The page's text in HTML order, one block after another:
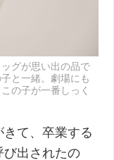
グが思い出の品で
と一緒。劇場にも
の子が一番しっく
て、卒業する
び出されたの